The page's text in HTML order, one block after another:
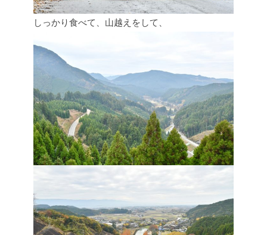
しっかり食べて、山越えをして、